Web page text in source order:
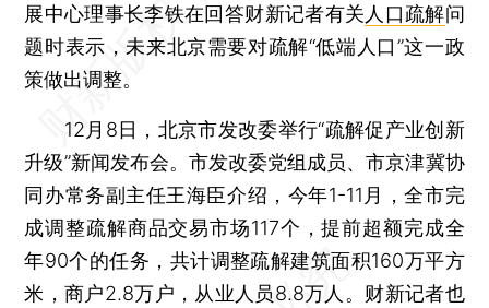
展中心理事长李铁在回答财新记者有关 人口疏解问
题时表示，未来北京需要对疏解“低端人口”这一政
策做出调整。
12月8日，北京市发改委举行“疏解促产业创新
升级”新闻发布会。市发改委党组成员、市京津冀协
同办常务副主任王海臣介绍，今年1-11月，全市完
成调整疏解商品交易市场117个，提前超额完成全
年90个的任务，共计调整疏解建筑面积160万平方
米，商户2.8万户，从业人员8.8万人。财新记者也